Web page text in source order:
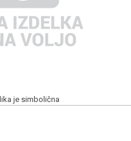
je simbolična